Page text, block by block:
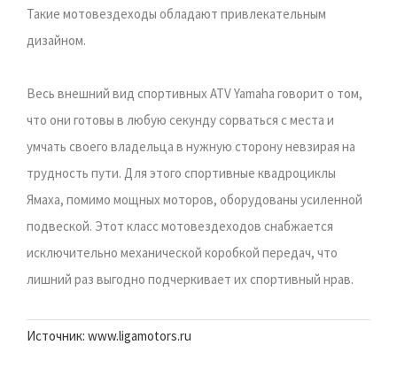
Такие мoтовездеходы обладают привлекательным
дизайном.
Весь внешний вид спортивных ATV Yamaha говорит о том,
что они готовы в любую секунду сорваться с места и
умчать своего владельца в нужную сторону невзирая на
трудность пути. Для этого спортивные квадроциклы
Ямаха, помимо мощных моторов, оборудованы усиленной
подвеской. Этот класс мoтовездеходов снабжается
исключительно механической коробкой передач, что
лишний раз выгодно подчеркивает их спортивный нрав.
Источник: www.ligamotors.ru